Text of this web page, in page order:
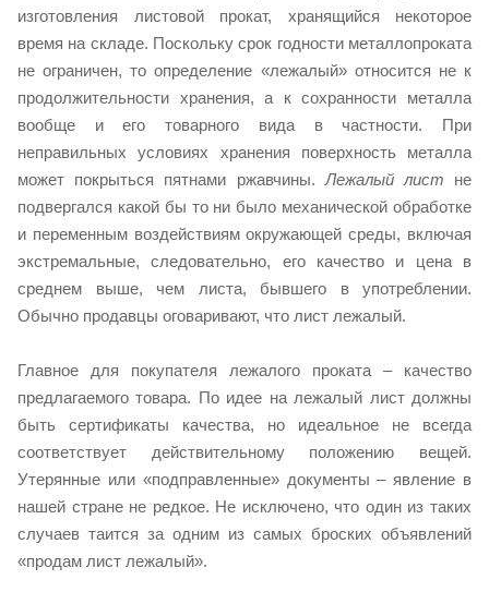
изготовления листовой прокат, хранящийся некоторое
время на складе. Поскольку срок годности металлопроката
не ограничен, то определение «лежалый» относится не к
продолжительности хранения, а к сохранности металла
вообще и его товарного вида в частности. При
неправильных условиях хранения поверхность металла
может покрыться пятнами ржавчины. Лежалый лист не
подвергался какой бы то ни было механической обработке
и переменным воздействиям окружающей среды, включая
экстремальные, следовательно, его качество и цена в
среднем выше, чем листа, бывшего в употреблении.
Обычно продавцы оговаривают, что лист лежалый.
Главное для покупателя лежалого проката – качество
предлагаемого товара. По идее на лежалый лист должны
быть сертификаты качества, но идеальное не всегда
соответствует действительному положению вещей.
Утерянные или «подправленные» документы – явление в
нашей стране не редкое. Не исключено, что один из таких
случаев таится за одним из самых броских объявлений
«продам лист лежалый».